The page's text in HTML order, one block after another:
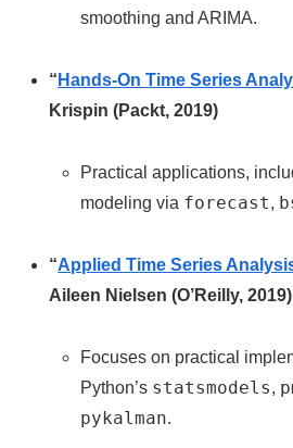
smoothing and ARIMA.
“ Hands-On Time Series
Krispin (Packt, 2019)
Practical applications,
modeling via forecast,
“Applied Time Series
Aileen Nielsen (O’Reilly, 2019)
Focuses on practical
Python’s statsmodels,
pykalman.